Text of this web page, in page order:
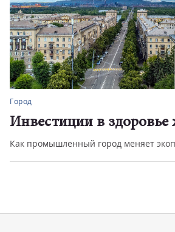
Город
Инвестиции в здоровье
Как промышленный город меняет